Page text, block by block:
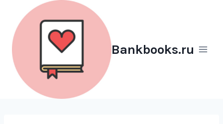
Перейти
содержимому
Bankbooks.ru